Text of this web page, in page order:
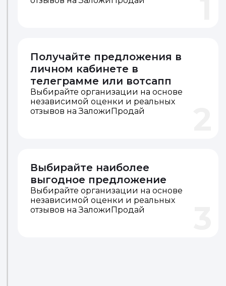
Получайте предложения в
личном кабинете в
телеграмме или вотсапп
Выбирайте организации на основе
независимой оценки и реальных
отзывов на ЗаложиПродай
Выбирайте наиболее
выгодное предложение
Выбирайте организации на основе
независимой оценки и реальных
отзывов на ЗаложиПродай